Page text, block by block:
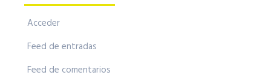
Acceder
Feed de entradas
Feed de comentarios